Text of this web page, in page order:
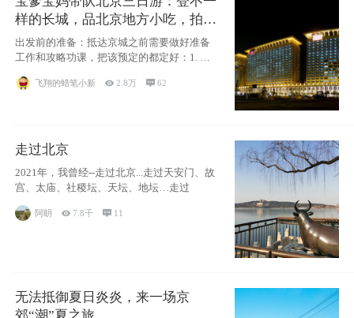
样的长城，品北京地方小吃，拍盘
古七星夜景！
出发前的准备：抵达京城之前需要做好准备
工作和攻略功课，把该预定的都定好：1. 酒
飞翔的蜡笔小新 2.8万 62
走过北京
2021年，我曾经--走过北京...走过天安门、故
宫、太庙、社稷坛、天坛、地坛…走过
阿眀 7.8千  11
无法抵御夏日炎炎，来一场京